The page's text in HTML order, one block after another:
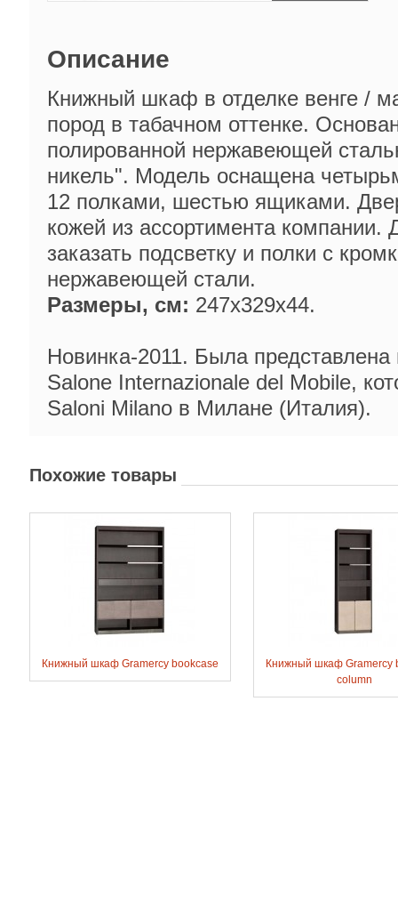
Описание
Книжный шкаф в отделке венге /
пород в табачном оттенке.
полированной нержавеющей
никель". Модель оснащена
12 полками, шестью ящиками.
кожей из ассортимента компании.
заказать подсветку и полки с
нержавеющей стали.
Размеры, см: 247х329х44.
Новинка-2011. Была представлена
Salone Internazionale del Mobile,
Saloni Milano в Милане (Италия).
Похожие товары
Книжный шкаф Gramercy bookcase
Книжный шкаф Gramercy
column